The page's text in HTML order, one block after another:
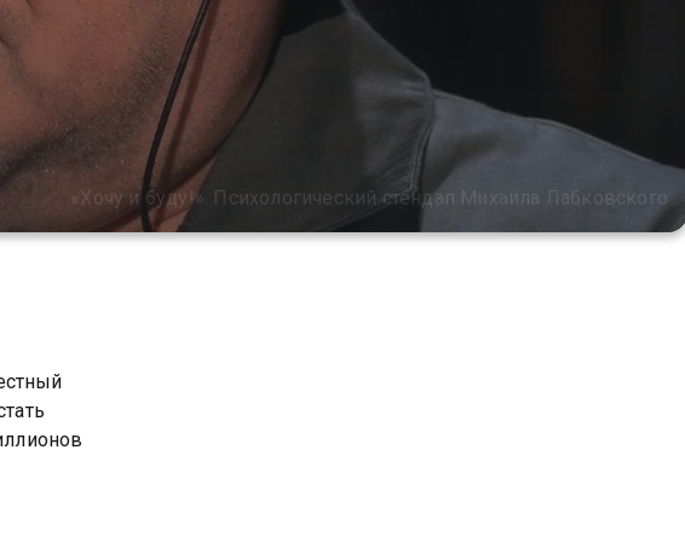
«Хочу и буду!». Психологический стендап Михаила Лабковского